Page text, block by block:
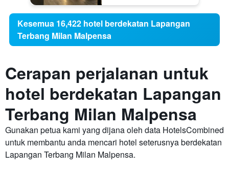
Kesemua 16,422 hotel berdekatan Lapangan
Terbang Milan Malpensa
Cerapan perjalanan untuk
hotel berdekatan Lapangan
Terbang Milan Malpensa
Gunakan petua kami yang dijana oleh data HotelsCombined
untuk membantu anda mencari hotel seterusnya berdekatan
Lapangan Terbang Milan Malpensa.